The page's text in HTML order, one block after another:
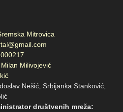
Mitrovica
Milan Milivojević
Nešić, Srbijanka Stanković,
Katarina Nikolić
društvenih mreža: